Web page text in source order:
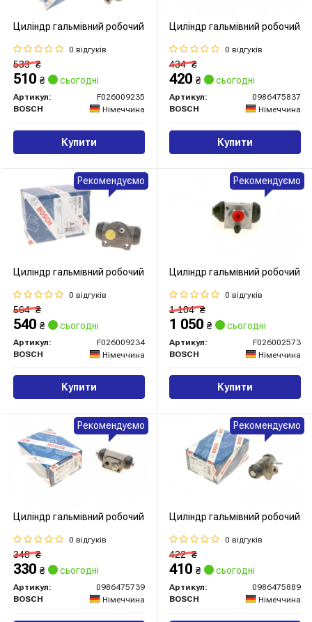
Циліндр гальмівний робочий
0 відгуків
533₴
510 ₴ сьогодні
Артикул:
F026009235
BOSCH
Німеччина
Купити
Циліндр гальмівний робочий
0 відгуків
434₴
420 ₴ сьогодні
Артикул:
0986475837
BOSCH
Німеччина
Купити
Циліндр гальмівний робочий
0 відгуків
564₴
540 ₴ сьогодні
Артикул:
F026009234
BOSCH
Німеччина
Купити
Рекомендуємо
Циліндр гальмівний робочий
0 відгуків
1 104₴
1 050 ₴ сьогодні
Артикул:
F026002573
BOSCH
Німеччина
Купити
Рекомендуємо
Циліндр гальмівний робочий
0 відгуків
348₴
330 ₴ сьогодні
Артикул:
0986475739
BOSCH
Німеччина
Рекомендуємо
Циліндр гальмівний робочий
0 відгуків
422₴
410 ₴ сьогодні
Артикул:
0986475889
BOSCH
Німеччина
Рекомендуємо